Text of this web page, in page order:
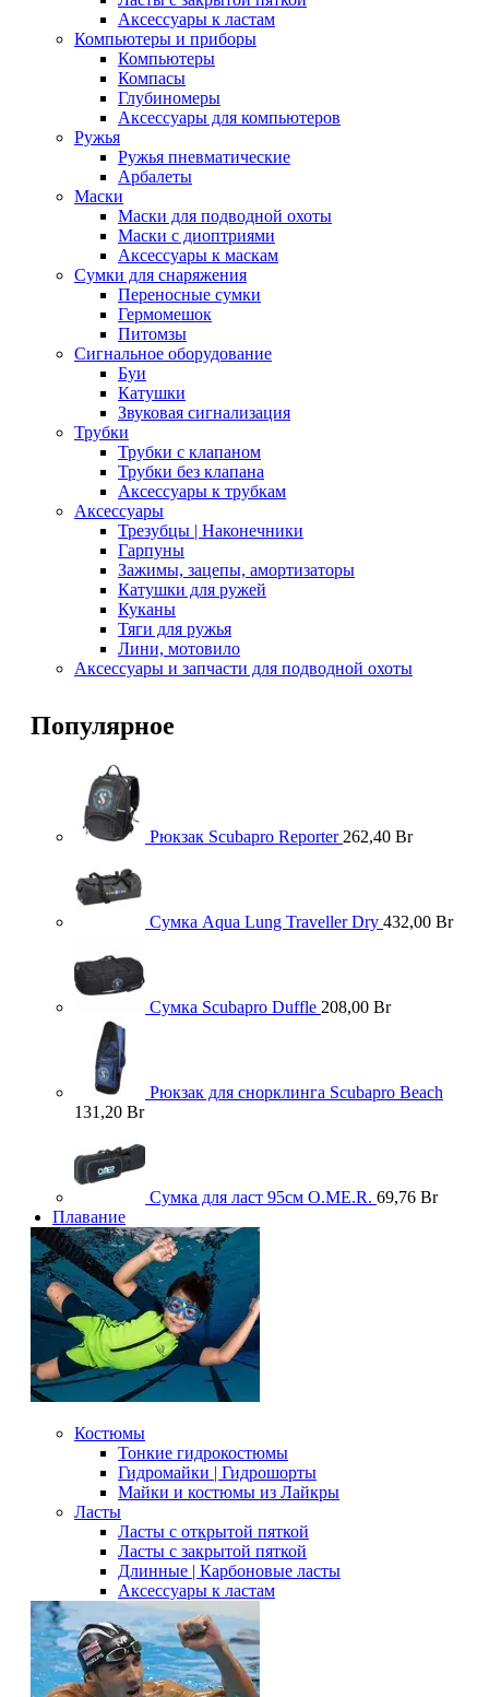
Аксессуары к ластам
Компьютеры и приборы
Компьютеры
Компасы
Глубиномеры
Аксессуары для компьютеров
Ружья
Ружья пневматические
Арбалеты
Маски
Маски для подводной охоты
Маски с диоптриями
Аксессуары к маскам
Сумки для снаряжения
Переносные сумки
Гермомешок
Питомзы
Сигнальное оборудование
Буи
Катушки
Звуковая сигнализация
Трубки
Трубки с клапаном
Трубки без клапана
Аксессуары к трубкам
Аксессуары
Трезубцы | Наконечники
Гарпуны
Зажимы, зацепы, амортизаторы
Катушки для ружей
Куканы
Тяги для ружья
Лини, мотовило
Аксессуары и запчасти для подводной охоты
Популярное
Рюкзак Scubapro Reporter262,40 Br
Сумка Aqua Lung Traveller Dry 432,00 Br
Сумка Scubapro Duffle 208,00 Br
Рюкзак для снорклинга Scubapro Beach
131,20 Br
Сумка для ласт 95см O.ME.R. 69,76 Br
Плавание
Костюмы
Тонкие гидрокостюмы
Гидромайки | Гидрошорты
Майки и костюмы из Лайкры
Ласты
Ласты с открытой пяткой
Ласты с закрытой пяткой
Длинные | Карбоновые ласты
Аксессуары к ластам